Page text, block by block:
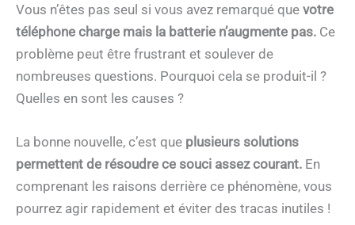
Vous n’êtes pas seul si vous avez remarqué que votre
téléphone charge mais la batterie n’augmente pas. Ce
problème peut être frustrant et soulever de
nombreuses questions. Pourquoi cela se produit-il ?
Quelles en sont les causes ?
La bonne nouvelle, c’est que plusieurs solutions
permettent de résoudre ce souci assez courant. En
comprenant les raisons derrière ce phénomène, vous
pourrez agir rapidement et éviter des tracas inutiles !